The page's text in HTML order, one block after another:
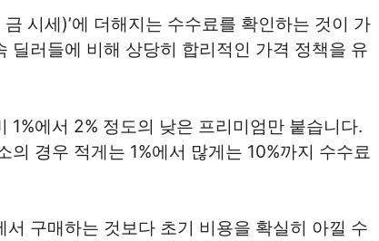
시세)’에 더해지는 수수료를 확인하는 것이 가
딜러들에 비해 상당히 합리적인 가격 정책을 유
1%에서 2% 정도의 낮은 프리미엄만 붙습니다.
의 경우 적게는 1%에서 많게는 10%까지 수수료
구매하는 것보다 초기 비용을 확실히 아낄 수